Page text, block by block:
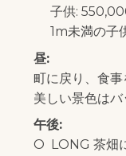
子供:
1m未満の子
昼:
町に戻り、食
美しい景色は
午後:
O LONG 茶畑